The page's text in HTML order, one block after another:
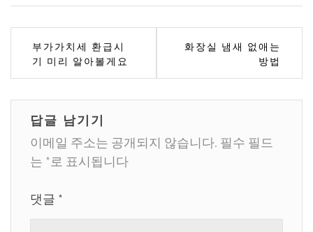
색
부가가치세 환급시
기 미리 알아볼게요
화장실 냄새 없애는
방법
답글 남기기
이메일 주소는 공개되지 않습니다. 필수 필드
는 *로 표시됩니다
댓글 *